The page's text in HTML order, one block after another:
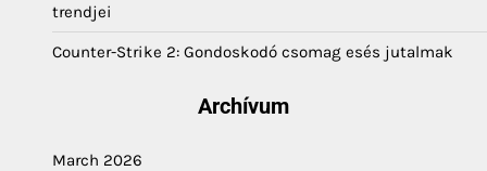
trendjei
Counter-Strike 2: Gondoskodó csomag esés jutalmak
Archívum
March 2026